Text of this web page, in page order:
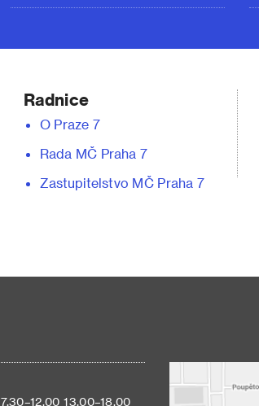
Radnice
O Praze 7
Rada MČ Praha 7
Zastupitelstvo MČ Praha 7
7.30–12.00 13.00–18.00